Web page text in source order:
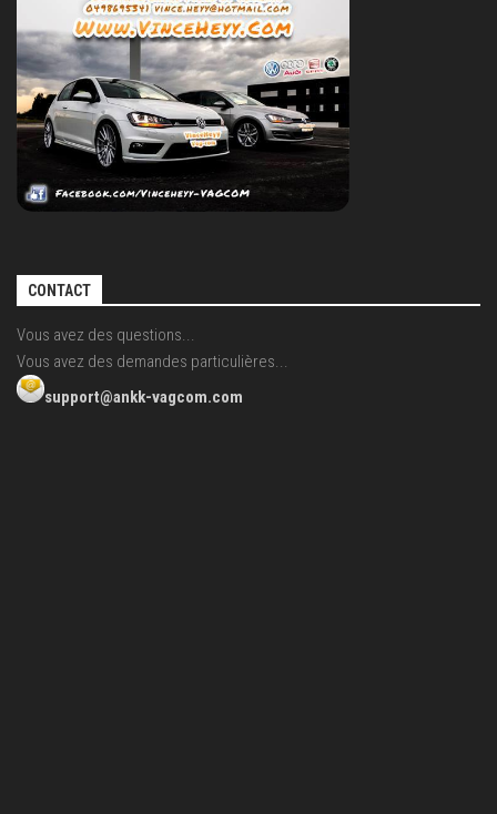
CONTACT
Vous avez des questions...
Vous avez des demandes particulières...
support@ankk-vagcom.com